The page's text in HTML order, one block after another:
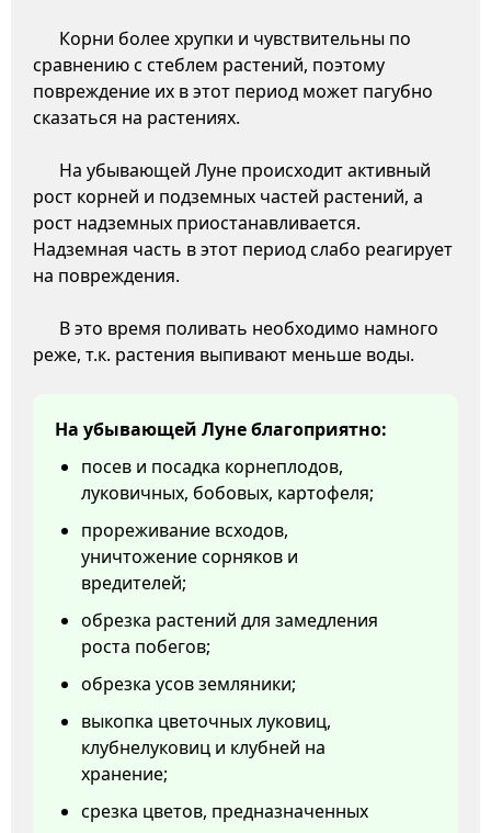
Корни более хрупки и чувствительны по
сравнению с стеблем растений, поэтому
повреждение их в этот период может пагубно
сказаться на растениях.
На убывающей Луне происходит активный
рост корней и подземных частей растений, а
рост надземных приостанавливается.
Надземная часть в этот период слабо реагирует
на повреждения.
В это время поливать необходимо намного
реже, т.к. растения выпивают меньше воды.
На убывающей Луне благоприятно:
посев и посадка корнеплодов,
луковичных, бобовых, картофеля;
прореживание всходов,
уничтожение сорняков и
вредителей;
обрезка растений для замедления
роста побегов;
обрезка усов земляники;
выкопка цветочных луковиц,
клубнелуковиц и клубней на
хранение;
срезка цветов, предназначенных